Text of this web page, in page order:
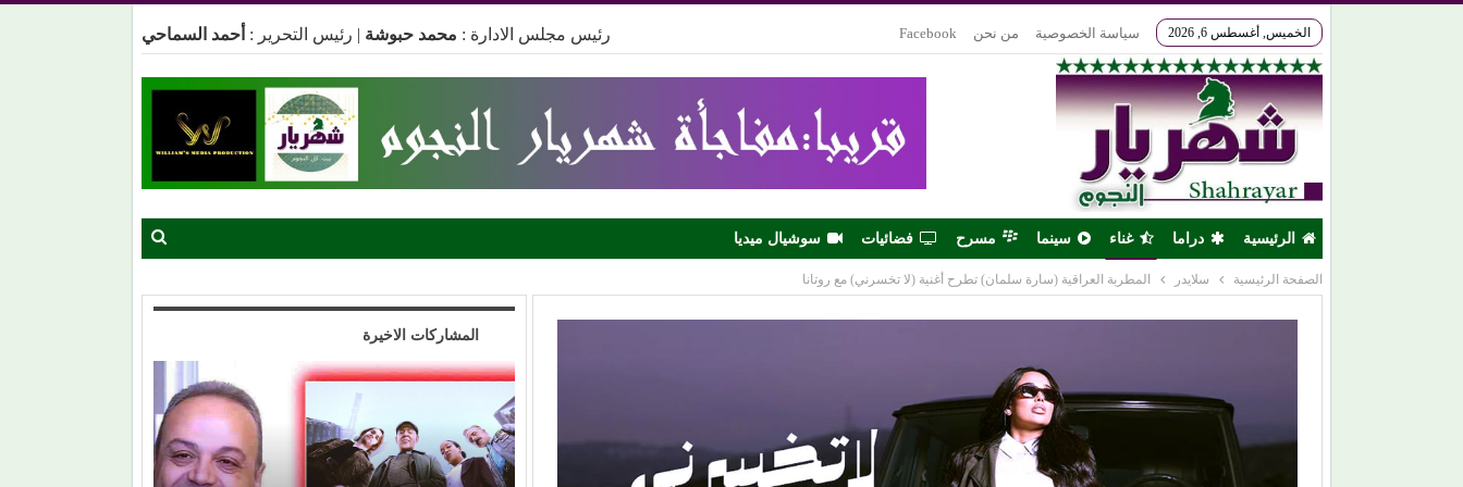
الخميس, أغسطس 6, 2026 سياسة الخصوصية من نحن Facebook رئيس مجلس الادارة : محمد حبوشة | رئيس التحرير : أحمد السماحي
الرئيسية دراما غناء سينما مسرح فضائيات سوشيال ميديا
الصفحة الرئيسية سلايدر المطربة العراقية (سارة سلمان) تطرح أغنية (لا تخسرني) مع روتانا
المشاركات الاخيرة